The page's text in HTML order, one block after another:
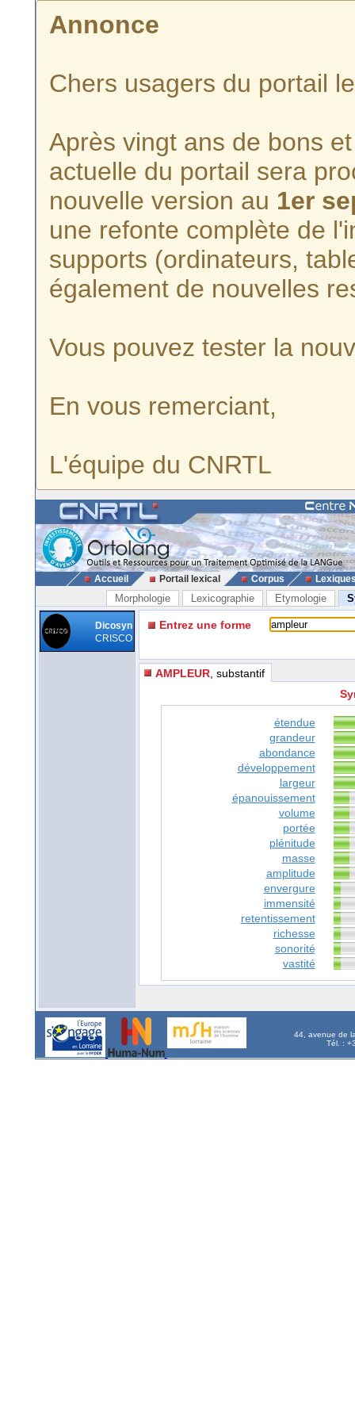
Annonce
Chers usagers du portail
Après vingt ans de bons
actuelle du portail sera
nouvelle version au 1er
une refonte complète de
supports (ordinateurs,
également de nouvelles
Vous pouvez tester la
En vous remerciant,
L'équipe du CNRTL
Accueil Portail lexical Corpus
Morphologie Lexicographie Etymologie
Dicosyn
CRISCO
Entrez une forme
AMPLEUR , substantif
étendue
grandeur
abondance
développement
largeur
épanouissement
volume
portée
plénitude
masse
amplitude
envergure
immensité
retentissement
richesse
sonorité
vastité
44, avenue de
Tél. :